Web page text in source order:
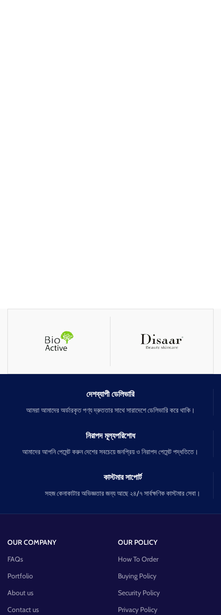
দেশব্যাপী ডেলিভারি
আমরা আমাদের অর্ডারকৃত পণ্য দ্রুততার সাথে সারাদেশে ডেলিভারি করে থাকি।
নিরাপদ মূল্যপরিশোধ
আমাদের আপনি পেমেন্ট করুন দেশের সবচেয়ে জনপ্রিয় ও নিরাপদ পেমেন্ট পদ্ধতিতে।
কাস্টমার সাপোর্ট
সহজ কেনাকাটার অভিজ্ঞতার জন্য আছে ২৪/৭ সার্বক্ষণিক কাস্টমার সেবা।
OUR COMPANY
FAQs
Portfolio
About us
Contact us
OUR POLICY
How To Order
Buying Policy
Security Policy
Privacy Policy